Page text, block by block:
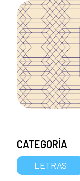
CATEGORÍA
LETRAS